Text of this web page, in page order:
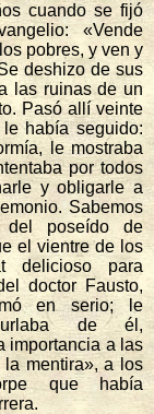
cuando se fijó
«Vende
pobres, y ven y
deshizo de sus
las ruinas de un
Pasó allí veinte
había seguido:
le mostraba
por todos
y obligarle a
Sabemos
poseído de
el vientre de los
delicioso para
doctor Fausto,
en serio; le
de él,
importancia a las
mentira», a los
que había